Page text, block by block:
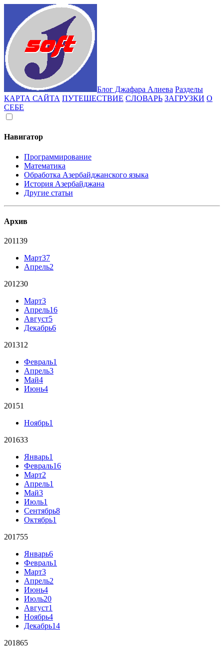
Блог Джафара Алиева Разделы
КАРТА САЙТА ПУТЕШЕСТВИЕ СЛОВАРЬ ЗАГРУЗКИ О
СЕБЕ
Навигатор
Программирование
Математика
Обработка Азербайджанского языка
История Азербайджана
Другие статьи
Архив
201139
Март37
Апрель2
201230
Март3
Апрель16
Август5
Декабрь6
201312
Февраль1
Апрель3
Май4
Июнь4
20151
Ноябрь1
201633
Январь1
Февраль16
Март2
Апрель1
Май3
Июль1
Сентябрь8
Октябрь1
201755
Январь6
Февраль1
Март3
Апрель2
Июнь4
Июль20
Август1
Ноябрь4
Декабрь14
201865